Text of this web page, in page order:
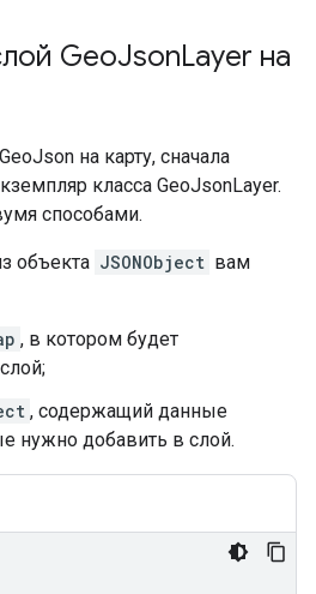
GeoJsonLayer на
на карту, сначала
класса GeoJsonLayer.
способами.
объекта JSONObject вам
, в котором будет
, содержащий данные
нужно добавить в слой.